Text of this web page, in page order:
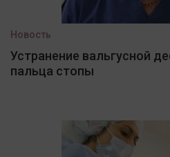
Новость
Устранение вальгусной
пальца стопы